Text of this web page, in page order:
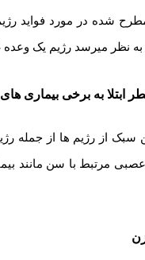
مطرح شده در مورد فواید
به نظر میرسد رژیم یک وعده
ابتلا به برخی بیماری